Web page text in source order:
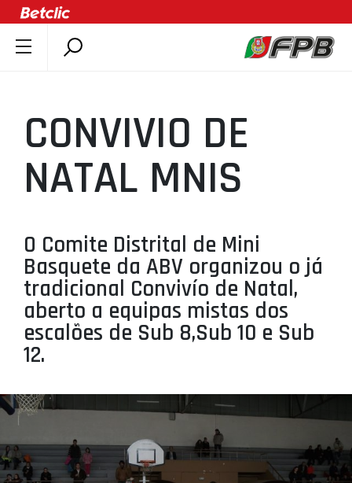
ÚLTIMAS
COMPETIÇÕES
ASSOCIAÇÕES
AGENTES
AGENDA
SELEÇÕES
MINIBASQUETE
ÁREA TÉCNICA
LIGA BETCLIC MASCULINA
LIGA BETCLIC FEMININA
CONVIVIO DE
NATAL MNIS
O Comite Distrital de Mini
Basquete da ABV organizou o já
tradicional Convivío de Natal,
aberto a equipas mistas dos
escalões de Sub 8,Sub 10 e Sub
12.